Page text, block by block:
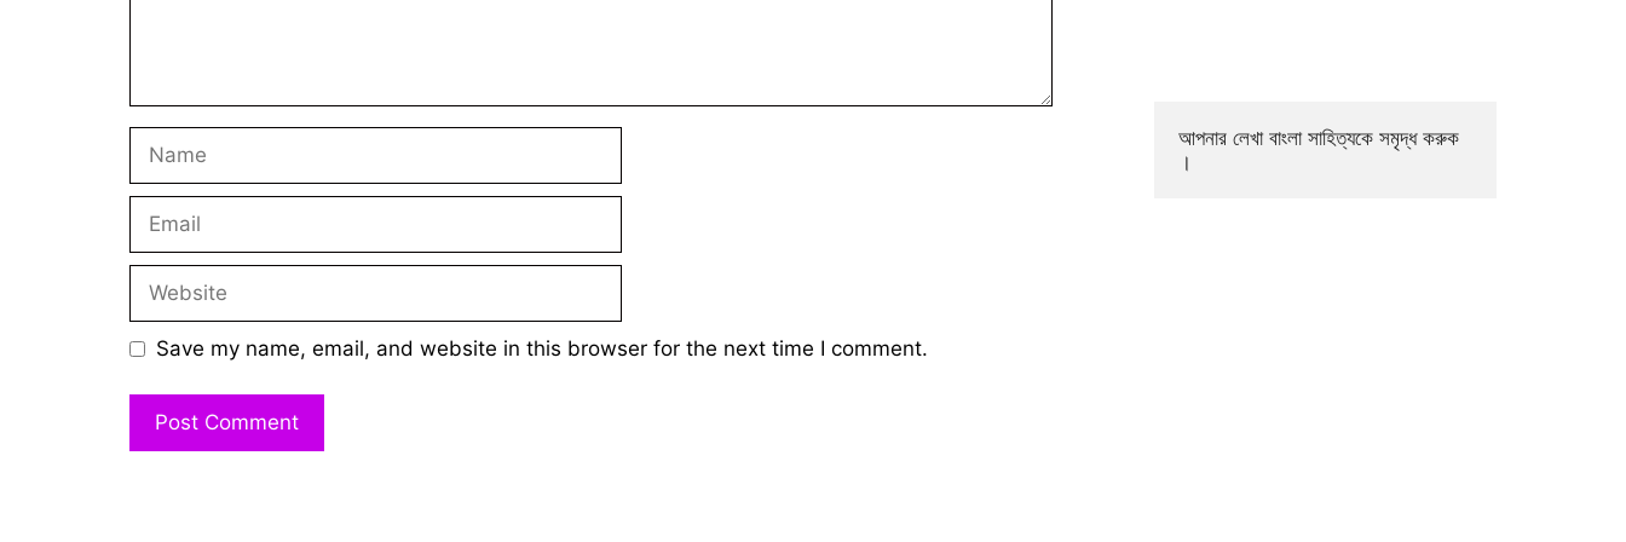
Save my name, email, and website in this browser for the next time I comment.
আপনার লেখা বাংলা সাহিত্যকে সমৃদ্ধ করুক
।